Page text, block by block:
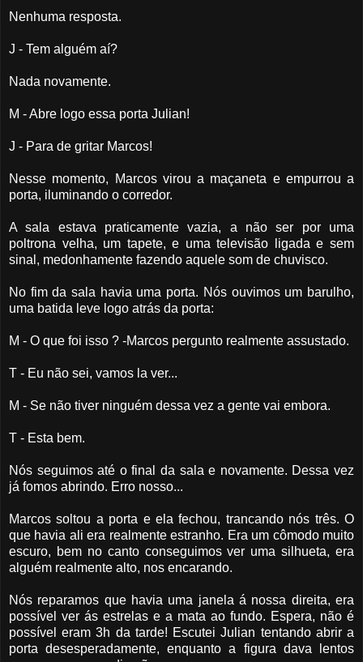
Nenhuma resposta.
J - Tem alguém aí?
Nada novamente.
M - Abre logo essa porta Julian!
J - Para de gritar Marcos!
Nesse momento, Marcos virou a maçaneta e empurrou a
porta, iluminando o corredor.
A sala estava praticamente vazia, a não ser por uma
poltrona velha, um tapete, e uma televisão ligada e sem
sinal, medonhamente fazendo aquele som de chuvisco.
No fim da sala havia uma porta. Nós ouvimos um barulho,
uma batida leve logo atrás da porta:
M - O que foi isso ? -Marcos pergunto realmente assustado.
T - Eu não sei, vamos la ver...
M - Se não tiver ninguém dessa vez a gente vai embora.
T - Esta bem.
Nós seguimos até o final da sala e novamente. Dessa vez
já fomos abrindo. Erro nosso...
Marcos soltou a porta e ela fechou, trancando nós três. O
que havia ali era realmente estranho. Era um cômodo muito
escuro, bem no canto conseguimos ver uma silhueta, era
alguém realmente alto, nos encarando.
Nós reparamos que havia uma janela á nossa direita, era
possível ver ás estrelas e a mata ao fundo. Espera, não é
possível eram 3h da tarde! Escutei Julian tentando abrir a
porta desesperadamente, enquanto a figura dava lentos